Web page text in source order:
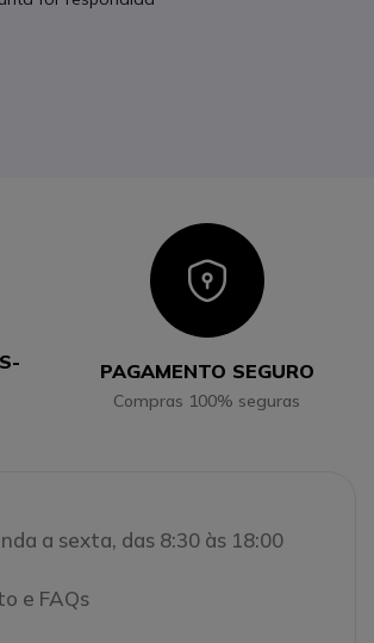
Icon
PAGAMENTO SEGURO
Compras 100% seguras
a sexta, das 8:30 às 18:00
e FAQs